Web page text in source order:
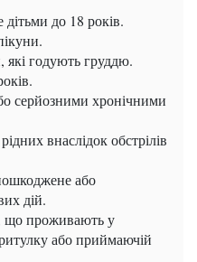
дітьми до 18 років.
які годують груддю.
серйозними хронічними
внаслідок обстрілів
або
дій.
що проживають у
або приймаючій